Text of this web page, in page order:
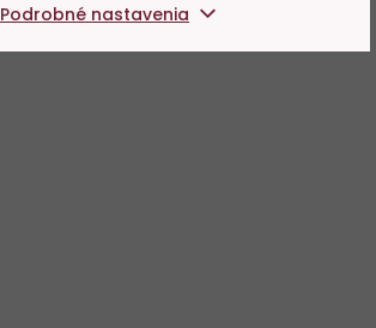
Podrobné nastavenia